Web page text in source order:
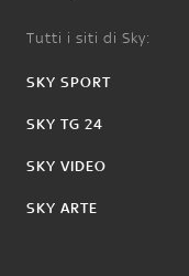
Tutti i siti di Sky:
SKY SPORT
SKY TG 24
SKY VIDEO
SKY ARTE